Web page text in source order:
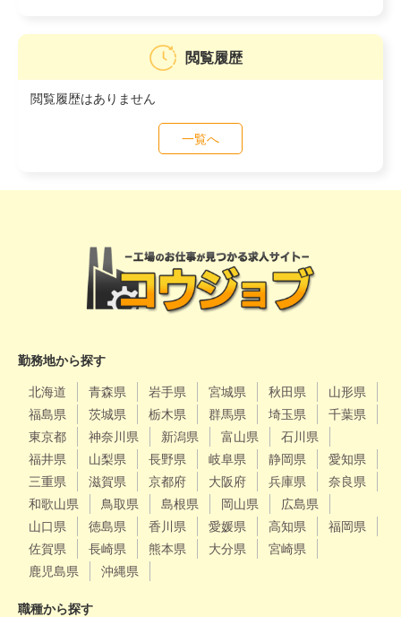
閲覧履歴
閲覧履歴はありません
一覧へ
勤務地から探す
北海道 青森県 岩手県 宮城県 秋田県
山形県
福島県
茨城県 栃木県 群馬県 埼玉県
千葉県
東京都
神奈川県 新潟県 富山県
石川県
福井県
山梨県 長野県 岐阜県 静岡県
愛知県
三重県
滋賀県 京都府 大阪府 兵庫県
奈良県
和歌山県
鳥取県 島根県 岡山県
広島県
山口県
徳島県 香川県 愛媛県 高知県
福岡県
佐賀県
長崎県 熊本県 大分県
宮崎県
鹿児島県
沖縄県
職種から探す